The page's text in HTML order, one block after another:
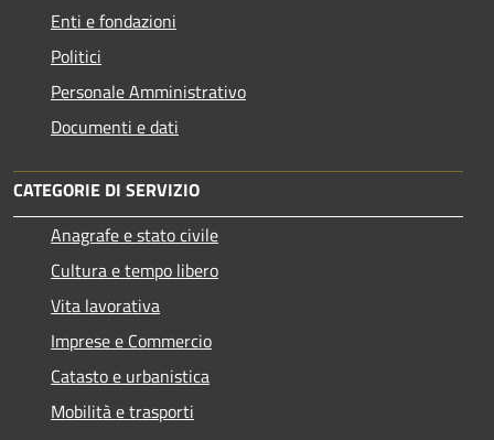
Enti e fondazioni
Politici
Personale Amministrativo
Documenti e dati
CATEGORIE DI SERVIZIO
Anagrafe e stato civile
Cultura e tempo libero
Vita lavorativa
Imprese e Commercio
Catasto e urbanistica
Mobilità e trasporti